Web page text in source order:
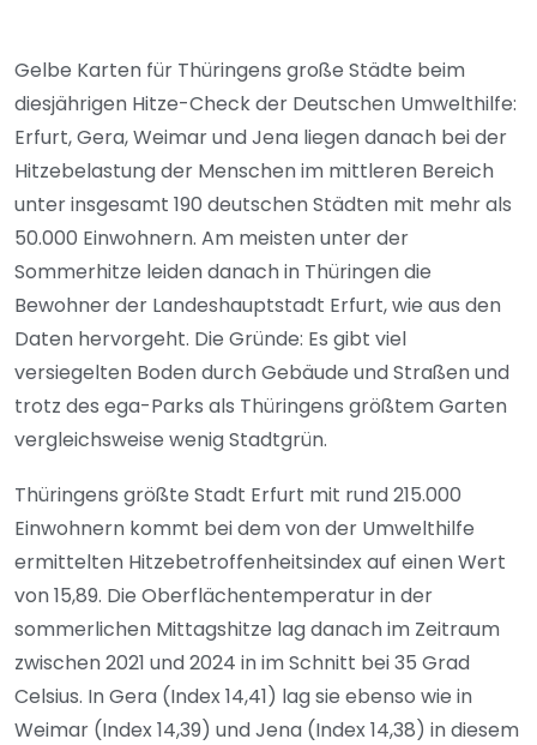
Gelbe Karten für Thüringens große Städte beim
diesjährigen Hitze-Check der Deutschen Umwelthilfe:
Erfurt, Gera, Weimar und Jena liegen danach bei der
Hitzebelastung der Menschen im mittleren Bereich
unter insgesamt 190 deutschen Städten mit mehr als
50.000 Einwohnern. Am meisten unter der
Sommerhitze leiden danach in Thüringen die
Bewohner der Landeshauptstadt Erfurt, wie aus den
Daten hervorgeht. Die Gründe: Es gibt viel
versiegelten Boden durch Gebäude und Straßen und
trotz des ega-Parks als Thüringens größtem Garten
vergleichsweise wenig Stadtgrün.
Thüringens größte Stadt Erfurt mit rund 215.000
Einwohnern kommt bei dem von der Umwelthilfe
ermittelten Hitzebetroffenheitsindex auf einen Wert
von 15,89. Die Oberflächentemperatur in der
sommerlichen Mittagshitze lag danach im Zeitraum
zwischen 2021 und 2024 in im Schnitt bei 35 Grad
Celsius. In Gera (Index 14,41) lag sie ebenso wie in
Weimar (Index 14,39) und Jena (Index 14,38) in diesem